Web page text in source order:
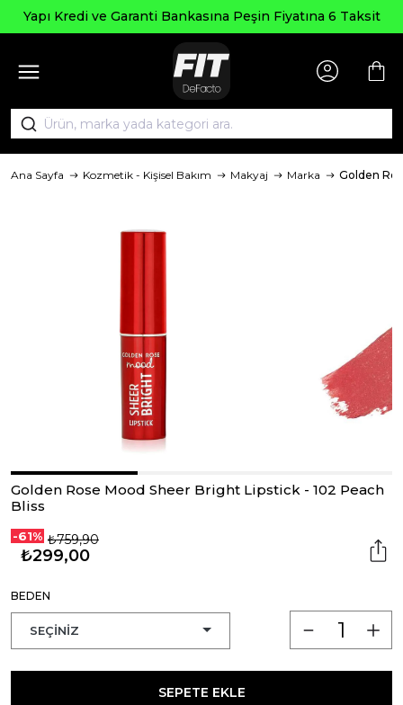
ve Garanti Bankasına Peşin Fiyatına 6 Taksit
Ana Sayfa Kozmetik - Kişisel Bakım Makyaj Marka Golden
Golden Rose Mood Sheer Bright Lipstick - 102 Peach
Bliss
-61% ₺759,90
₺299,00
BEDEN
SEPETE EKLE